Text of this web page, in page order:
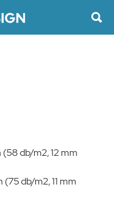

db/m2, 12 mm
db/m2, 11 mm